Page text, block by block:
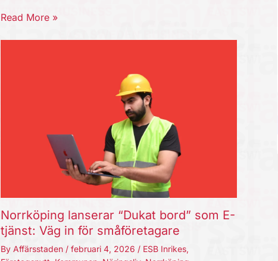
Read More »
Norrköping lanserar “Dukat bord” som E-
tjänst: Väg in för småföretagare
By Affärsstaden / februari 4, 2026 / ESB Inrikes,